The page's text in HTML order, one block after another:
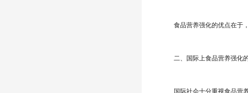
食品营养强化的优点在于
二、国际上食品营养强化
国际社会十分重视食品营